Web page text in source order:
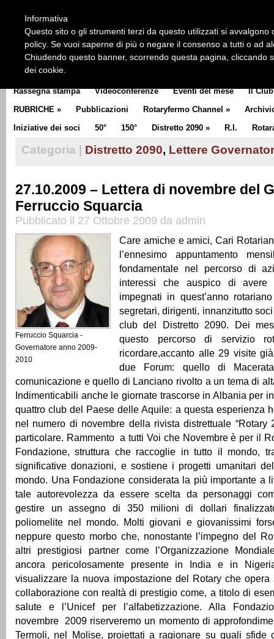
CLUB COMMUNICATOR
Rassegna stampa Videoconferenze Eventi del mese Il Club
RUBRICHE » Pubblicazioni Rotaryfermo Channel »
Iniziative dei soci
50° 150° Distretto 2090 » R.I.
Categoria | Distretto 2090, Lettere
27.10.2009 – Lettera di novembre del
Ferruccio Squarcia
Pubblicato il 27 Ottobre 2009 da admin
Ferruccio Squarcia -
Governatore anno 2009-
2010
Care amiche e amici, Cari
l’ennesimo appuntamento
fondamentale nel percorso di
interessi che auspico di avere
impegnati in quest’anno
segretari, dirigenti, innanzitutto
club del Distretto 2090. Dei
questo percorso di servizio
ricordare,accanto alle 29 visite
due Forum: quello di
comunicazione e quello di Lanciano rivolto a un tema di
Indimenticabili anche le giornate trascorse in Albania per
quattro club del Paese delle Aquile: a questa esperienza
nel numero di novembre della rivista distrettuale “Rotary
particolare. Rammento a tutti Voi che Novembre è per il
Fondazione, struttura che raccoglie in tutto il mondo,
significative donazioni, e sostiene i progetti umanitari
mondo. Una Fondazione considerata la più importante a
tale autorevolezza da essere scelta da personaggi
gestire un assegno di 350 milioni di dollari
poliomelite nel mondo. Molti giovani e giovanissimi
neppure questo morbo che, nonostante l’impegno del
altri prestigiosi partner come l’Organizzazione
ancora pericolosamente presente in India e in
visualizzare la nuova impostazione del Rotary che
collaborazione con realtà di prestigio come, a titolo di
salute e l’Unicef per l’alfabetizzazione. Alla
novembre 2009 riserveremo un momento di
Termoli, nel Molise, proiettati a ragionare su quali sfide
Informativa
Questo sito o gli strumenti terzi da questo utilizzati si
policy. Se vuoi saperne di più o negare il consenso a tutti o ad
Chiudendo questo banner, scorrendo questa pagina, cliccando
dei cookie.